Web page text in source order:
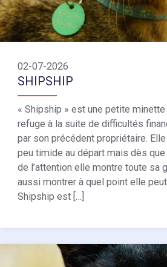
02-07-2026
SHIPSHIP
« Shipship » est une petite
refuge à la suite de difficultés
par son précédent propriétaire.
peu timide au départ mais dès
de l’attention elle montre toute sa
aussi montrer à quel point elle
Shipship est […]